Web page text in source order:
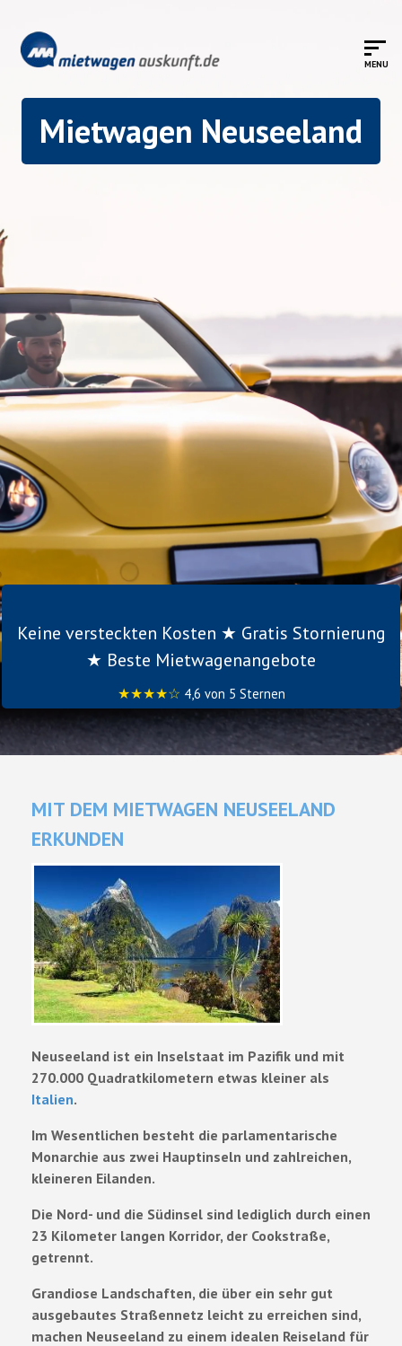
Mietwagen Neuseeland
Keine versteckten Kosten ★ Gratis Stornierung
★ Beste Mietwagenangebote
★★★★☆ 4,6 von 5 Sternen
MIT DEM MIETWAGEN NEUSEELAND
ERKUNDEN
Neuseeland ist ein Inselstaat im Pazifik und mit
270.000 Quadratkilometern etwas kleiner als
Italien.
Im Wesentlichen besteht die parlamentarische
Monarchie aus zwei Hauptinseln und zahlreichen,
kleineren Eilanden.
Die Nord- und die Südinsel sind lediglich durch einen
23 Kilometer langen Korridor, der Cookstraße,
getrennt.
Grandiose Landschaften, die über ein sehr gut
ausgebautes Straßennetz leicht zu erreichen sind,
machen Neuseeland zu einem idealen Reiseland für